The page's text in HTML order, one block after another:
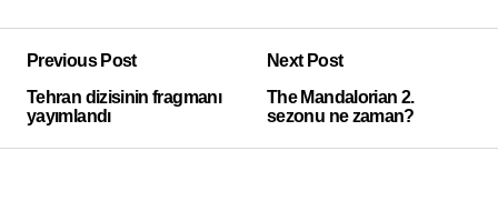
Previous Post
Tehran dizisinin fragmanı
yayımlandı
Next Post
The Mandalorian 2.
sezonu ne zaman?